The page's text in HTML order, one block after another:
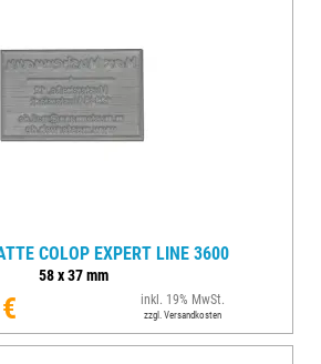
COLOP EXPERT LINE 3600
58x37mm
inkl. 19% MwSt.
zzgl. Versandkosten